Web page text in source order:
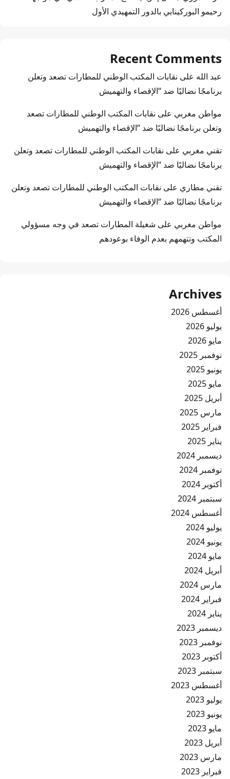
رحيمو البوركينابي بالدور التمهيدي الأول
Recent Comments
عبد الله على نقابات المكتب الوطني للمطارات تصعد وتعلن
برنامجًا نضاليًا ضد “الإقصاء والتهميش
مواطن مغربي على نقابات المكتب الوطني للمطارات تصعد
وتعلن برنامجًا نضاليًا ضد “الإقصاء والتهميش
تقني مغربي على نقابات المكتب الوطني للمطارات تصعد وتعلن
برنامجًا نضاليًا ضد “الإقصاء والتهميش
تقني مطاري على نقابات المكتب الوطني للمطارات تصعد وتعلن
برنامجًا نضاليًا ضد “الإقصاء والتهميش
مواطن مغربي على شغيلة المطارات تصعد في وجه مسؤولي
المكتب وتتهمهم بعدم الوفاء بوعودهم
Archives
أغسطس 2026
يوليو 2026
مايو 2026
نوفمبر 2025
يونيو 2025
مايو 2025
أبريل 2025
مارس 2025
فبراير 2025
يناير 2025
ديسمبر 2024
نوفمبر 2024
أكتوبر 2024
سبتمبر 2024
أغسطس 2024
يوليو 2024
يونيو 2024
مايو 2024
أبريل 2024
مارس 2024
فبراير 2024
يناير 2024
ديسمبر 2023
نوفمبر 2023
أكتوبر 2023
سبتمبر 2023
أغسطس 2023
يوليو 2023
يونيو 2023
مايو 2023
أبريل 2023
مارس 2023
فبراير 2023